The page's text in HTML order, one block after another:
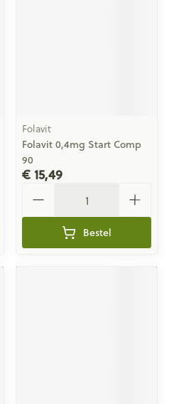
Folavit
Folavit 0,4mg Start Comp
90
€ 15,49
Bestel